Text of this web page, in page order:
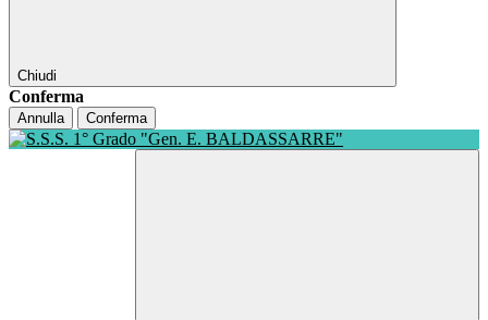
Chiudi
Conferma
Annulla Conferma